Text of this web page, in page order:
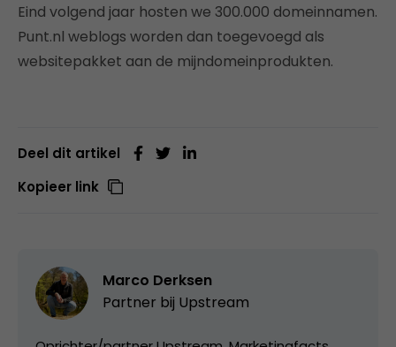
Eind volgend jaar hosten we 300.000 domeinnamen.
Punt.nl weblogs worden dan toegevoegd als
websitepakket aan de mijndomeinprodukten.
Deel dit artikel
Kopieer link
Marco Derksen
Partner bij Upstream